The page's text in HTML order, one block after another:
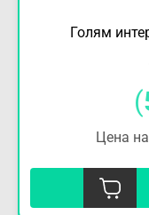
Голям
(
Цена